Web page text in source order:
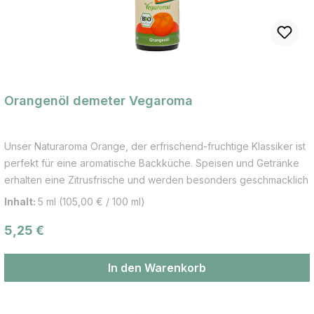
Bergamotteöl wird aus der Schale der unreifen, grünen Früchte
Orangenöl demeter Vegaroma
Unser Naturaroma Orange, der erfrischend-fruchtige Klassiker ist
perfekt für eine aromatische Backküche. Speisen und Getränke
erhalten eine Zitrusfrische und werden besonders geschmacklich
verfeinert. Neue orangen-frische Geschmackserlebnisse können
der beliebtesten Aromaöle. Auf die Bio oder demeter Qualität
Orange: Saft, Verzehr als Obst, Weiterverarbeitung in
Lebensmitteln, auch Schalen und Blüten werden häufig
Inhalt: 5 ml (105,00 € / 100 ml)
Regulärer Preis:
5,25 €
In den Warenkorb